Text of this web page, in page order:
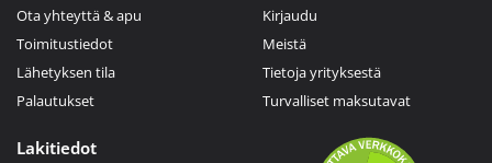
Ota yhteyttä & apu
Toimitustiedot
Lähetyksen tila
Palautukset
Kirjaudu
Meistä
Tietoja yrityksestä
Turvalliset maksutavat
Lakitiedot